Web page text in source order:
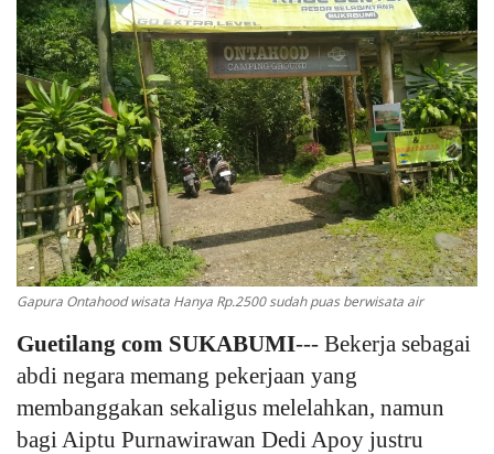
Kejahatan
Cybers Event
UMKM & Ekonomi Kreatif
Pekerja Migran Indonesia
Ekonomi
Informasi Journalism
Olahraga
Gapura Ontahood wisata Hanya Rp.2500 sudah puas berwisata air
Guetilang com SUKABUMI--- Bekerja sebagai
abdi negara memang pekerjaan yang
membanggakan sekaligus melelahkan, namun
bagi Aiptu Purnawirawan Dedi Apoy justru